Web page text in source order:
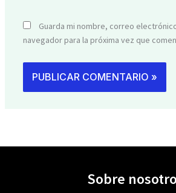
Guarda mi nombre, correo
navegador para la próxima vez que
Sobre